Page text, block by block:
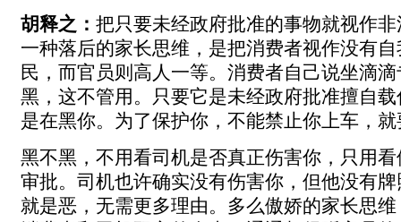
胡释之： 把只要未经政府批准的事物就视作
一种落后的家长思维，是把消费者视作没有
民，而官员则高人一等。消费者自己说坐滴
黑，这不管用。只要它是未经政府批准擅自
是在黑你。为了保护你，不能禁止你上车，
黑不黑，不用看司机是否真正伤害你，只用
审批。司机也许确实没有伤害你，但他没有
就是恶，无需更多理由。多么傲娇的家长思